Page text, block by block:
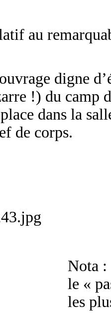
au
digne
!) du camp
dans la
de corps.
Nota :
le «
les